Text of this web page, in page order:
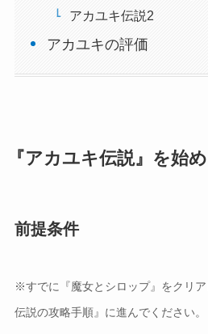
アカユキ伝説2
アカユキの評価
『アカユキ伝説』を始
前提条件
※すでに『魔女とシロップ』をクリ
伝説の攻略手順』に進んでください。